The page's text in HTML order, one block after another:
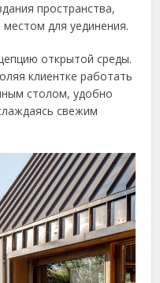
пространства,
для уединения.
открытой среды.
клиентке работать
столом, удобно
свежим